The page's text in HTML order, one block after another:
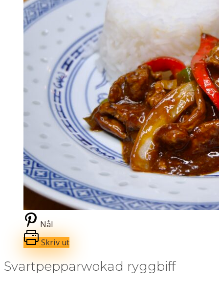
Nål
Skriv ut
Svartpepparwokad ryggbiff